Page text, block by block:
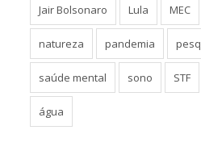
Jair Bolsonaro Lula MEC
natureza pandemia
saúde mental sono STF
água